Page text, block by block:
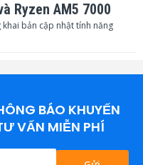
Ryzen AM5 7000
bản cập nhật tính năng
BÁO KHUYẾN
VẤN MIỄN PHÍ